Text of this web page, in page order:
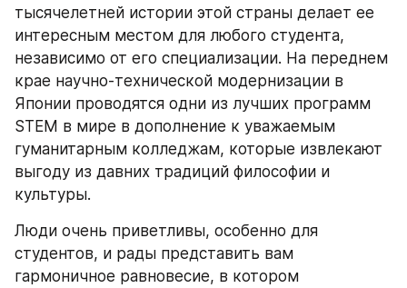
тысячелетней истории этой страны делает ее
интересным местом для любого студента,
независимо от его специализации. На переднем
крае научно-технической модернизации в
Японии проводятся одни из лучших программ
STEM в мире в дополнение к уважаемым
гуманитарным колледжам, которые извлекают
выгоду из давних традиций философии и
культуры.
Люди очень приветливы, особенно для
студентов, и рады представить вам
гармоничное равновесие, в котором